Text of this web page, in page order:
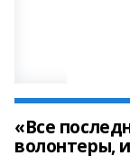
«Все
волонтеры,